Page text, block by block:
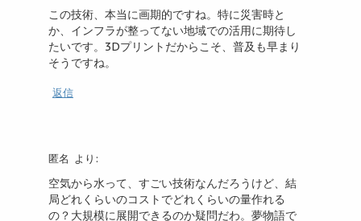
この技術、本当に画期的ですね。特に災害時と
か、インフラが整ってない地域での活用に期待し
たいです。3Dプリントだからこそ、普及も早まり
そうですね。
返信
匿名 より:
空気から水って、すごい技術なんだろうけど、結
局どれくらいのコストでどれくらいの量作れる
の？大規模に展開できるのか疑問だわ。夢物語で